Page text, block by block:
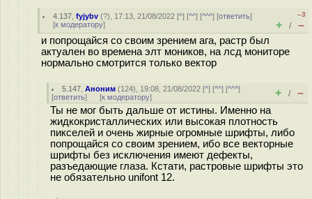
4.137 ,fyjybv (?), 17:13, 21/08/2022 [^] [^^] [^^^] [ответить]
[к модератору]
–3
+ / –
и попрощайся со своим зрением ага, растр был
актуален во времена элт моников, на лсд мониторе
нормально смотрится только вектор
5.147 ,Аноним (124), 19:08, 21/08/2022 [^] [^^] [^^^]
[ответить] [к модератору] + / –
Ты не мог быть дальше от истины. Именно на
жидкокристаллических или высокая плотность
пикселей и очень жирные огромные шрифты, либо
попрощайся со своим зрением, ибо все векторные
шрифты без исключения имеют дефекты,
разъедающие глаза. Кстати, растровые шрифты это
не обязательно unifont 12.